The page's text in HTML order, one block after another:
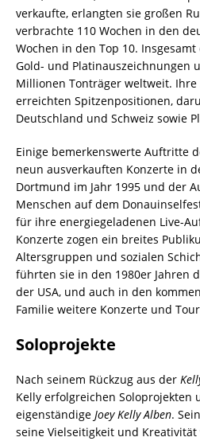
verkaufte, erlangten sie großen
verbrachte 110 Wochen in den
Wochen in den Top 10.
Gold- und Platinauszeichnungen
Millionen Tonträger weltweit. Ihre
erreichten Spitzenpositionen,
Deutschland und Schweiz sowie
Einige bemerkenswerte Auftritte
neun ausverkauften Konzerte in
Dortmund im Jahr 1995 und der
Menschen auf dem
für ihre energiegeladenen Live-
Konzerte zogen ein breites
Altersgruppen und sozialen
führten sie in den 1980er Jahren
der USA, und auch in den
Familie weitere Konzerte und
Soloprojekte
Nach seinem Rückzug aus der
Kelly erfolgreichen Soloprojekten
eigenständige Joey Kelly Alben.
seine Vielseitigkeit und